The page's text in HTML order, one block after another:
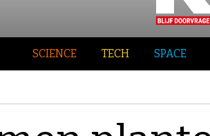
SCIENCE TECH SPACE